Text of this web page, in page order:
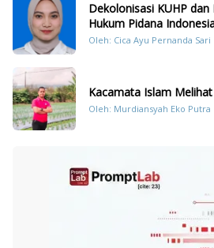
Dekolonisasi KUHP
Hukum Pidana
Oleh: Cica Ayu Pernanda Sari
Kacamata Islam
Oleh: Murdiansyah Eko Putra